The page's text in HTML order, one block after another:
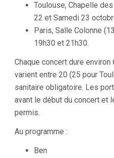
Toulouse, Chapelle
22 et Samedi 23
Paris, Salle Colonne
19h30 et 21h30.
Chaque concert dure
varient entre 20 (25 pour
sanitaire obligatoire. Les
avant le début du concert et
permis.
Au programme :
Ben